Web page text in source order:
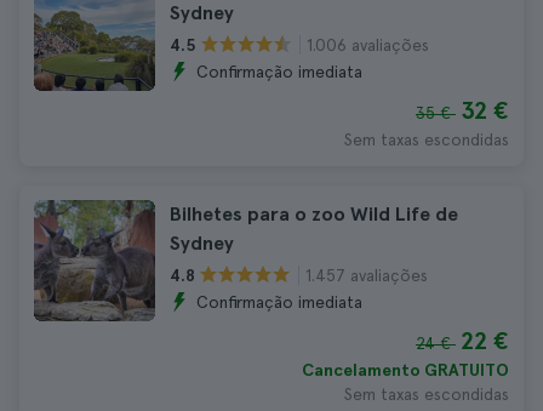
Sydney
4.5
1.006 avaliações
Confirmação imediata
35 € 32 €
Sem taxas escondidas
Bilhetes para o zoo Wild Life de
Sydney
4.8
1.457 avaliações
Confirmação imediata
24 € 22 €
Cancelamento GRATUITO
Sem taxas escondidas